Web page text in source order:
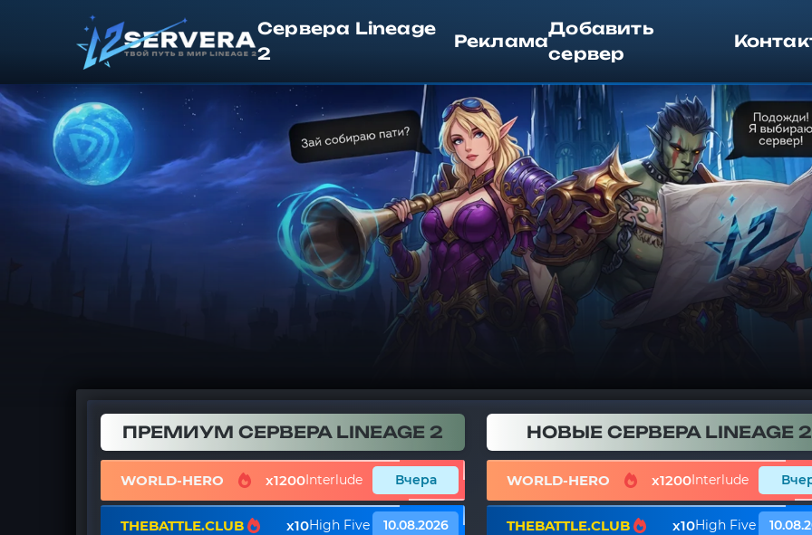
Сервера Lineage
2
Реклама
Добавить
сервер
ПРЕМИУМ СЕРВЕРА LINEAGE 2
WORLD-HERO x1200Interlude Вчера
THEBATTLE.CLUB x10High Five 10.08.2026
НОВЫЕ СЕРВЕРА LINEAGE 2
WORLD-HERO x1200Interlude
THEBATTLE.CLUB x10High Five